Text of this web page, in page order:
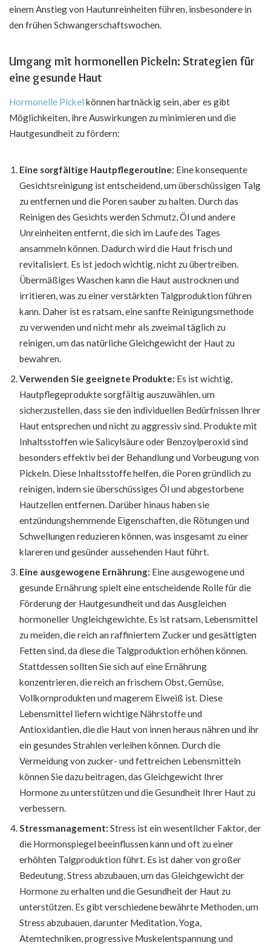
einem Anstieg von Hautunreinheiten führen, insbesondere in
den frühen Schwangerschaftswochen.
Umgang mit hormonellen Pickeln: Strategien für
eine gesunde Haut
Hormonelle Pickel können hartnäckig sein, aber es gibt
Möglichkeiten, ihre Auswirkungen zu minimieren und die
Hautgesundheit zu fördern:
Eine sorgfältige Hautpflegeroutine: Eine konsequente
Gesichtsreinigung ist entscheidend, um überschüssigen Talg
zu entfernen und die Poren sauber zu halten. Durch das
Reinigen des Gesichts werden Schmutz, Öl und andere
Unreinheiten entfernt, die sich im Laufe des Tages
ansammeln können. Dadurch wird die Haut frisch und
revitalisiert. Es ist jedoch wichtig, nicht zu übertreiben.
Übermäßiges Waschen kann die Haut austrocknen und
irritieren, was zu einer verstärkten Talgproduktion führen
kann. Daher ist es ratsam, eine sanfte Reinigungsmethode
zu verwenden und nicht mehr als zweimal täglich zu
reinigen, um das natürliche Gleichgewicht der Haut zu
bewahren.
Verwenden Sie geeignete Produkte: Es ist wichtig,
Hautpflegeprodukte sorgfältig auszuwählen, um
sicherzustellen, dass sie den individuellen Bedürfnissen Ihrer
Haut entsprechen und nicht zu aggressiv sind. Produkte mit
Inhaltsstoffen wie Salicylsäure oder Benzoylperoxid sind
besonders effektiv bei der Behandlung und Vorbeugung von
Pickeln. Diese Inhaltsstoffe helfen, die Poren gründlich zu
reinigen, indem sie überschüssiges Öl und abgestorbene
Hautzellen entfernen. Darüber hinaus haben sie
entzündungshemmende Eigenschaften, die Rötungen und
Schwellungen reduzieren können, was insgesamt zu einer
klareren und gesünder aussehenden Haut führt.
Eine ausgewogene Ernährung: Eine ausgewogene und
gesunde Ernährung spielt eine entscheidende Rolle für die
Förderung der Hautgesundheit und das Ausgleichen
hormoneller Ungleichgewichte. Es ist ratsam, Lebensmittel
zu meiden, die reich an raffiniertem Zucker und gesättigten
Fetten sind, da diese die Talgproduktion erhöhen können.
Stattdessen sollten Sie sich auf eine Ernährung
konzentrieren, die reich an frischem Obst, Gemüse,
Vollkornprodukten und magerem Eiweiß ist. Diese
Lebensmittel liefern wichtige Nährstoffe und
Antioxidantien, die die Haut von innen heraus nähren und ihr
ein gesundes Strahlen verleihen können. Durch die
Vermeidung von zucker- und fettreichen Lebensmitteln
können Sie dazu beitragen, das Gleichgewicht Ihrer
Hormone zu unterstützen und die Gesundheit Ihrer Haut zu
verbessern.
Stressmanagement: Stress ist ein wesentlicher Faktor, der
die Hormonspiegel beeinflussen kann und oft zu einer
erhöhten Talgproduktion führt. Es ist daher von großer
Bedeutung, Stress abzubauen, um das Gleichgewicht der
Hormone zu erhalten und die Gesundheit der Haut zu
unterstützen. Es gibt verschiedene bewährte Methoden, um
Stress abzubauen, darunter Meditation, Yoga,
Atemtechniken, progressive Muskelentspannung und